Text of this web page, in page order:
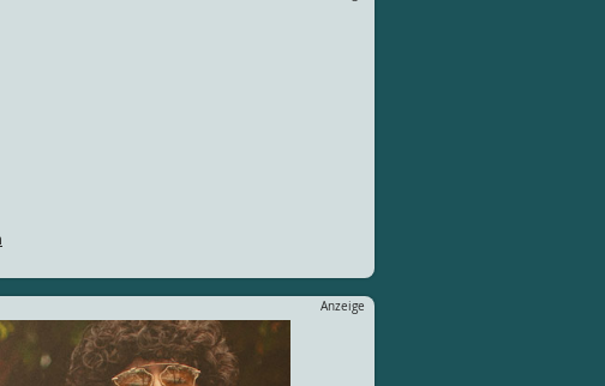
Anzeige